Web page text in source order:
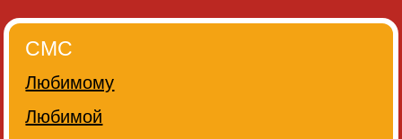
СМС
Любимому
Любимой